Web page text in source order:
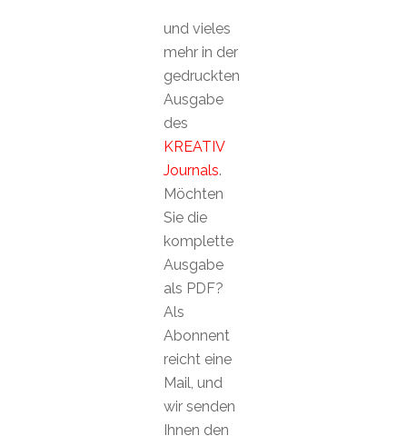
und vieles
mehr in der
gedruckten
Ausgabe
des
KREATIV
Journals.
Möchten
Sie die
komplette
Ausgabe
als PDF?
Als
Abonnent
reicht eine
Mail, und
wir senden
Ihnen den